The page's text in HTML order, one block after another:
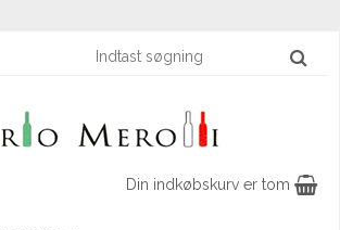
Din indkøbskurv er tom